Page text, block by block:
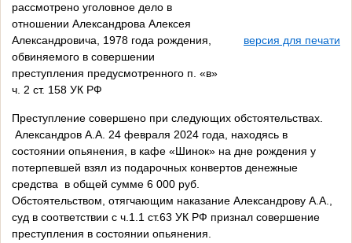
рассмотрено уголовное дело в
отношении Александрова Алексея
Александровича, 1978 года рождения,
обвиняемого в совершении
преступления предусмотренного п. «в»
ч. 2 ст. 158 УК РФ
версия для печати
Преступление совершено при следующих обстоятельствах.
Александров А.А. 24 февраля 2024 года, находясь в
состоянии опьянения, в кафе «Шинок» на дне рождения у
потерпевшей взял из подарочных конвертов денежные
средства в общей сумме 6 000 руб.
Обстоятельством, отягчающим наказание Александрову А.А.,
суд в соответствии с ч.1.1 ст.63 УК РФ признал совершение
преступления в состоянии опьянения.